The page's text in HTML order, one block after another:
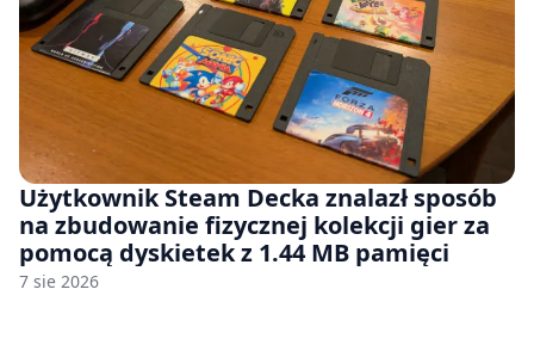
Użytkownik Steam Decka znalazł sposób
na zbudowanie fizycznej kolekcji gier za
pomocą dyskietek z 1.44 MB pamięci
7 sie 2026